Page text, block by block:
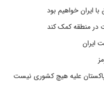
ایران خواهیم بود
در منطقه کمک کند
پاکستان علیه هیچ کشوری نیست